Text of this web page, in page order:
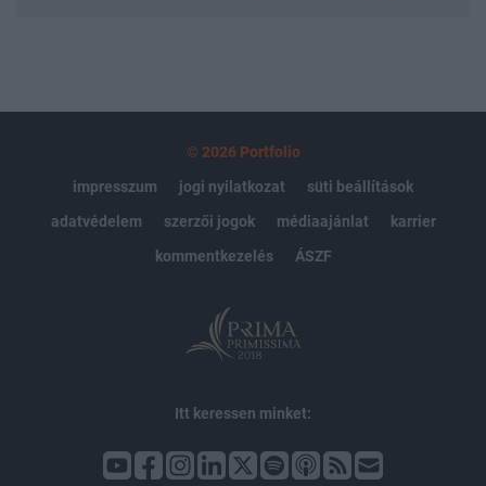
© 2026 Portfolio
impresszum
jogi nyilatkozat
süti beállítások
adatvédelem
szerzői jogok médiaajánlat
karrier
kommentkezelés
ÁSZF
Itt keressen minket: